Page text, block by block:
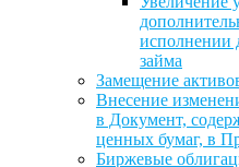
исполнении
займа
Замещение
Внесение
в Документ,
ценных бумаг, в
Биржевые